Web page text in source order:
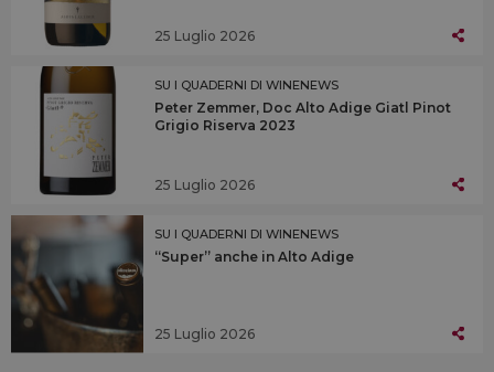
25 Luglio 2026
SU I QUADERNI DI WINENEWS
Peter Zemmer, Doc Alto Adige Giatl Pinot
Grigio Riserva 2023
25 Luglio 2026
SU I QUADERNI DI WINENEWS
“Super” anche in Alto Adige
25 Luglio 2026